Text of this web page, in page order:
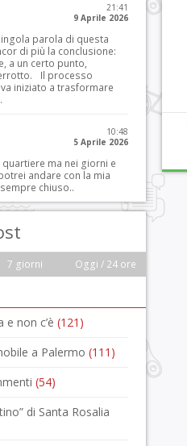
21:41
9 Aprile 2026
parola di questa
di più la conclusione:
a un certo punto,
Il processo
iniziato a trasformare
10:48
5 Aprile 2026
quartiere ma nei giorni e
andare con la mia
chiuso..
7 giorni Oggi / 24 ore
e non c’è (121)
a Palermo (111)
(54)
di Santa Rosalia